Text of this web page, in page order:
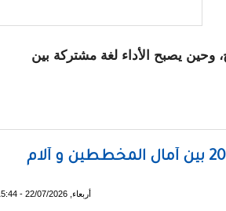
وحين يصبح الأداء لغة مشتركة بين
/ الشيخ ولد امحيميد
النائب المعارض أحمدو ولد امباله يكتب : ميزانيات 2027–2029 بين آمال المخططين و آلام
أربعاء, 22/07/2026 - 15:44